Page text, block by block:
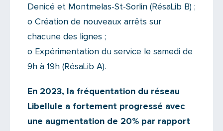
Denicé et Montmelas-St-Sorlin (RésaLib B) ;
o Création de nouveaux arrêts sur
chacune des lignes ;
o Expérimentation du service le samedi de
9h à 19h (RésaLib A).
En 2023, la fréquentation du réseau
Libellule a fortement progressé avec
une augmentation de 20% par rapport